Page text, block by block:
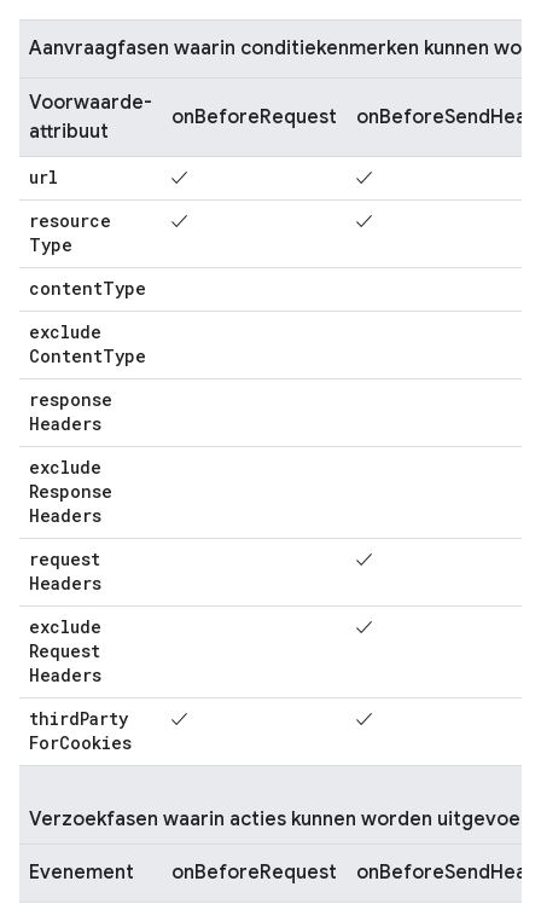
Aanvraagfasen waarin conditiekenmerken kunnen
Voorwaarde-
attribuut
onBeforeRequest
url ✓ ✓
resource
Type
✓ ✓
contentType
exclude
ContentType
response
Headers
exclude
Response
Headers
request
Headers
✓
exclude
Request
Headers
✓
thirdParty
ForCookies
✓ ✓
Verzoekfasen waarin acties kunnen worden
Evenement onBeforeRequest